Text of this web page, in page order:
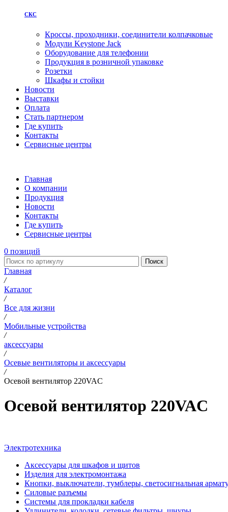
СКС
Кроссы, проходники, соединители колпачковые
Модули Keystone Jack
Оборудование для телефонии
Продукция в розничной упаковке
Розетки
Шкафы и стойки
Новости
Выставки
Оплата
Стать партнером
Где купить
Контакты
Сервисные центры
Главная
О компании
Продукция
Новости
Контакты
Где купить
Сервисные центры
0 позиций
Поиск
Главная
/
Каталог
/
Все для жизни
/
Мобильные устройства
/
аксессуары
/
Осевые вентиляторы и аксессуары
/
Осевой вентилятор 220VAC
Осевой вентилятор 220VAC
Электротехника
Аксессуары для шкафов и щитов
Изделия для электромонтажа
Кнопки, выключатели, тумблеры, светосигнальная
Силовые разъемы
Системы для прокладки кабеля